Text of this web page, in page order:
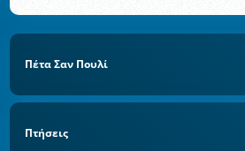
Πέτα Σαν Πουλί
Πτήσεις